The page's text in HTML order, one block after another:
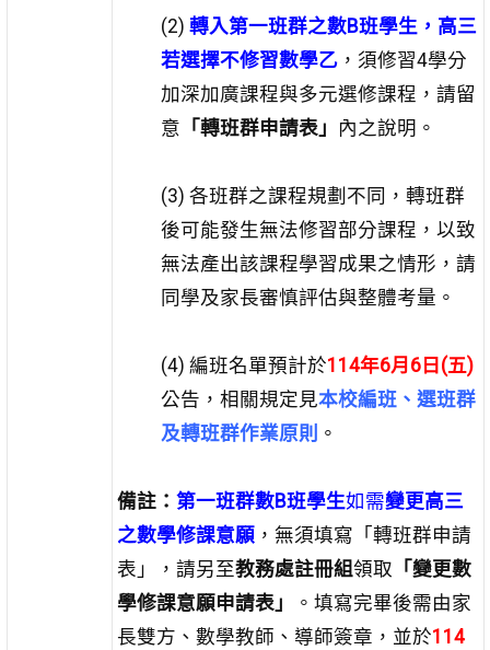
(2) 轉入第一班群之數B班學生，高三
若選擇不修習數學乙，須修習4學分
加深加廣課程與多元選修課程，請留
意 「轉班群申請表」 內之說明。
(3) 各班群之課程規劃不同，轉班群
後可能發生無法修習部分課程，以致
無法產出該課程學習成果之情形，請
同學及家長審慎評估與整體考量。
(4) 編班名單預計於114年6月6日(五)
公告，相關規定見本校編班、選班群
及轉班群作業原則 。
備註： 第一班群數B班學生如需變更高三
之數學修課意願，無須填寫「轉班群申請
表」，請另至教務處註冊組領取 「變更數
學修課意願申請表」
。填寫完畢後需由家
長雙方、數學教師、導師簽章，並於114